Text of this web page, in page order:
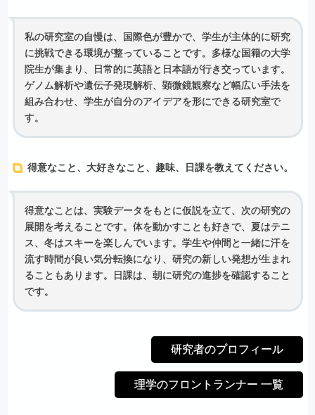
私の研究室の自慢は、国際色が豊かで、学生が主体的に研究
に挑戦できる環境が整っていることです。多様な国籍の大学
院生が集まり、日常的に英語と日本語が行き交っています。
ゲノム解析や遺伝子発現解析、顕微鏡観察など幅広い手法を
組み合わせ、学生が自分のアイデアを形にできる研究室で
す。
得意なこと、⼤好きなこと、趣味、⽇課を教えてください。
得意なことは、実験データをもとに仮説を立て、次の研究の
展開を考えることです。体を動かすことも好きで、夏はテニ
ス、冬はスキーを楽しんでいます。学生や仲間と一緒に汗を
流す時間が良い気分転換になり、研究の新しい発想が生まれ
ることもあります。日課は、朝に研究の進捗を確認すること
です。
研究者のプロフィール
理学のフロントランナー 一覧